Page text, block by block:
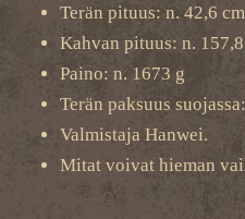
Terän pituus: n. 42,6 cm
Kahvan pituus: n.
Paino: n. 1673 g
Terän paksuus
Valmistaja Hanwei.
Mitat voivat hieman